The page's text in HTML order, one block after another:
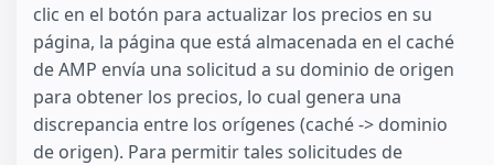
clic en el botón para actualizar los precios en su
página, la página que está almacenada en el caché
de AMP envía una solicitud a su dominio de origen
para obtener los precios, lo cual genera una
discrepancia entre los orígenes (caché -> dominio
de origen). Para permitir tales solicitudes de